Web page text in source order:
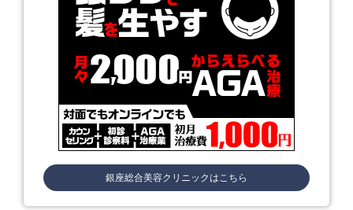
銀座総合美容クリニックはこちら